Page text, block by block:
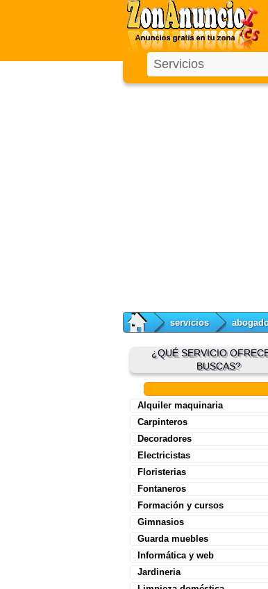
servicios
¿QUÉ SERVICIO
BUSCAS?
Alquiler maquinaria
Carpinteros
Decoradores
Electricistas
Floristerias
Fontaneros
Formación y cursos
Gimnasios
Guarda muebles
Informática y web
Jardineria